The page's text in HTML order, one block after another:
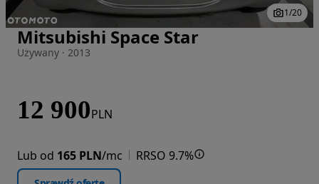
Zdjęcie 1 z 20
1/20
Mitsubishi Space Star
Używany · 2013
12 900PLN
Lub od 165 PLN/mc RRSO 9.7%